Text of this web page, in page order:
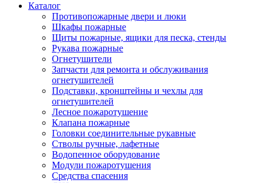
Каталог
Противопожарные двери и люки
Шкафы пожарные
Щиты пожарные, ящики для песка, стенды
Рукава пожарные
Огнетушители
Запчасти для ремонта и обслуживания
огнетушителей
Подставки, кронштейны и чехлы для
огнетушителей
Лесное пожаротушение
Клапана пожарные
Головки соединительные рукавные
Стволы ручные, лафетные
Водопенное оборудование
Модули пожаротушения
Средства спасения